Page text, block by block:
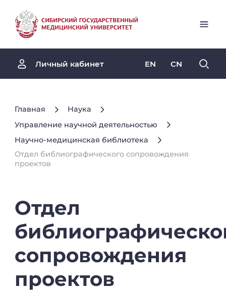
Личный кабинет EN CN
Главная
Наука
Управление научной деятельностью
Научно-медицинская библиотека
Отдел библиографического сопровождения
проектов
Отдел
сопровождения
проектов